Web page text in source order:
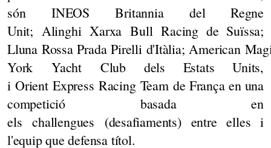
són INEOS Britannia del Regne
Unit; Alinghi Xarxa Bull Racing de Suïssa;
Lluna Rossa Prada Pirelli d'Itàlia; American
York Yacht Club dels Estats Units,
i Orient Express Racing Team de França en una
competició basada en
els challengues (desafiaments) entre elles i
l'equip que defensa títol.